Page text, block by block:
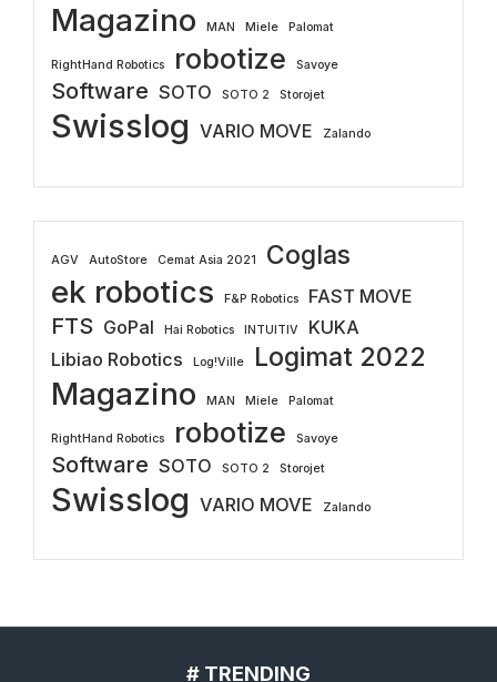
Magazino MAN Miele Palomat
RightHand Robotics robotize Savoye
Software SOTO SOTO 2 Storojet
Swisslog VARIO MOVE Zalando
AGV AutoStore Cemat Asia 2021 Coglas
ek robotics F&P Robotics FAST MOVE
FTS GoPal Hai Robotics INTUITIV
KUKA
Libiao Robotics
Log!Ville Logimat 2022
Magazino MAN Miele Palomat
RightHand Robotics robotize Savoye
Software SOTO SOTO 2 Storojet
Swisslog VARIO MOVE Zalando
# TRENDING